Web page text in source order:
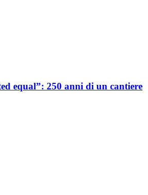
equal”: 250 anni di un cantiere